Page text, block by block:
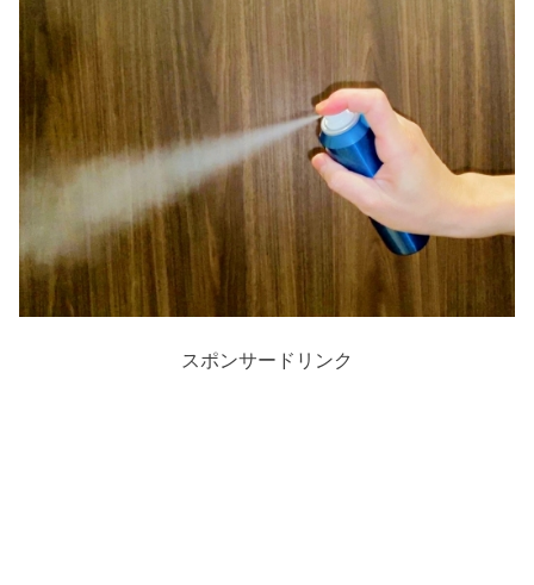
スポンサードリンク